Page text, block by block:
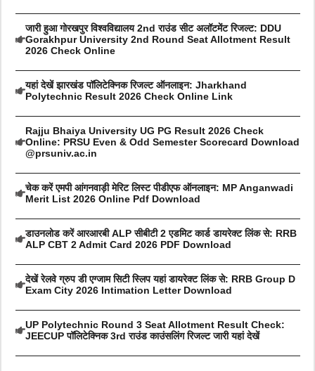
जारी हुआ गोरखपुर विश्वविद्यालय 2nd राउंड सीट अलॉटमेंट रिजल्ट: DDU
Gorakhpur University 2nd Round Seat Allotment Result
2026 Check Online
यहां देखें झारखंड पॉलिटेक्निक रिजल्ट ऑनलाइन: Jharkhand
Polytechnic Result 2026 Check Online Link
Rajju Bhaiya University UG PG Result 2026 Check
Online: PRSU Even & Odd Semester Scorecard Download
@prsuniv.ac.in
चेक करें एमपी आंगनवाड़ी मेरिट लिस्ट पीडीएफ ऑनलाइन: MP Anganwadi
Merit List 2026 Online Pdf Download
डाउनलोड करें आरआरबी ALP सीबीटी 2 एडमिट कार्ड डायरेक्ट लिंक से: RRB
ALP CBT 2 Admit Card 2026 PDF Download
देखें रेलवे ग्रुप डी एग्जाम सिटी स्लिप यहां डायरेक्ट लिंक से: RRB Group D
Exam City 2026 Intimation Letter Download
UP Polytechnic Round 3 Seat Allotment Result Check:
JEECUP पॉलिटेक्निक 3rd राउंड काउंसलिंग रिजल्ट जारी यहां देखें